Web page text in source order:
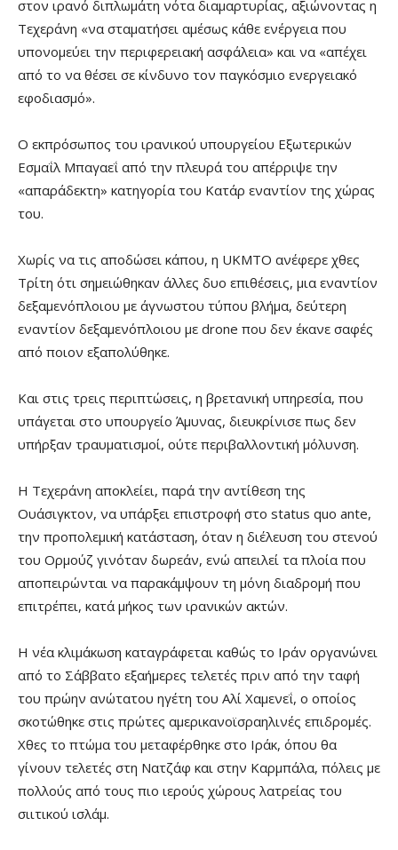
στον ιρανό διπλωμάτη νότα διαμαρτυρίας, αξιώνοντας η
Τεχεράνη «να σταματήσει αμέσως κάθε ενέργεια που
υπονομεύει την περιφερειακή ασφάλεια» και να «απέχει
από το να θέσει σε κίνδυνο τον παγκόσμιο ενεργειακό
εφοδιασμό».
Ο εκπρόσωπος του ιρανικού υπουργείου Εξωτερικών
Εσμαΐλ Μπαγαεΐ από την πλευρά του απέρριψε την
«απαράδεκτη» κατηγορία του Κατάρ εναντίον της χώρας
του.
Χωρίς να τις αποδώσει κάπου, η UKMTO ανέφερε χθες
Τρίτη ότι σημειώθηκαν άλλες δυο επιθέσεις, μια εναντίον
δεξαμενόπλοιου με άγνωστου τύπου βλήμα, δεύτερη
εναντίον δεξαμενόπλοιου με drone που δεν έκανε σαφές
από ποιον εξαπολύθηκε.
Και στις τρεις περιπτώσεις, η βρετανική υπηρεσία, που
υπάγεται στο υπουργείο Άμυνας, διευκρίνισε πως δεν
υπήρξαν τραυματισμοί, ούτε περιβαλλοντική μόλυνση.
Η Τεχεράνη αποκλείει, παρά την αντίθεση της
Ουάσιγκτον, να υπάρξει επιστροφή στο status quo ante,
την προπολεμική κατάσταση, όταν η διέλευση του στενού
του Ορμούζ γινόταν δωρεάν, ενώ απειλεί τα πλοία που
αποπειρώνται να παρακάμψουν τη μόνη διαδρομή που
επιτρέπει, κατά μήκος των ιρανικών ακτών.
Η νέα κλιμάκωση καταγράφεται καθώς το Ιράν οργανώνει
από το Σάββατο εξαήμερες τελετές πριν από την ταφή
του πρώην ανώτατου ηγέτη του Αλί Χαμενεΐ, ο οποίος
σκοτώθηκε στις πρώτες αμερικανοϊσραηλινές επιδρομές.
Χθες το πτώμα του μεταφέρθηκε στο Ιράκ, όπου θα
γίνουν τελετές στη Νατζάφ και στην Καρμπάλα, πόλεις με
πολλούς από τους πιο ιερούς χώρους λατρείας του
σιιτικού ισλάμ.